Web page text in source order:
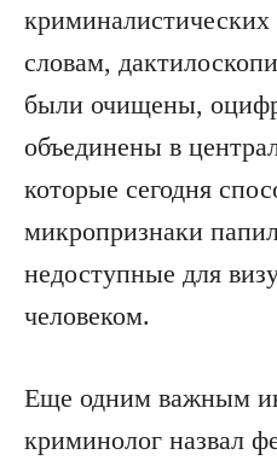
словам,
были очищены,
объединены в
которые сегодня
микропризнаки
недоступные для
человеком.
Еще одним важным
криминолог назвал